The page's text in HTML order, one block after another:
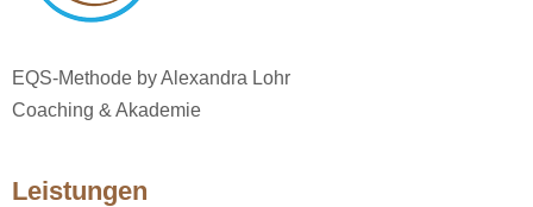
EQS-Methode by Alexandra Lohr
Coaching & Akademie
Leistungen